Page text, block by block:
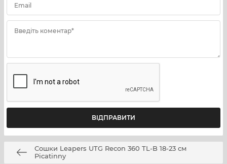
Email
Введіть коментар*
Сошки Leapers UTG Recon 360 TL-B 18-23 см
Picatinny